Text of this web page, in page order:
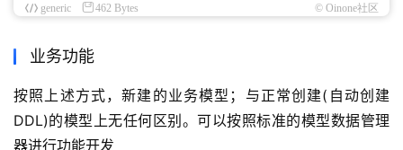
generic
462 Bytes © Oinone社区
业务功能
按照上述方式，新建的业务模型；与正常创建(自动创建
DDL)的模型上无任何区别。可以按照标准的模型数据管理
器进行功能开发